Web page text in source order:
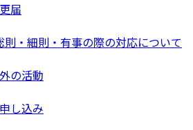
届
則・細則・有事の際の対応について
の活動
し込み